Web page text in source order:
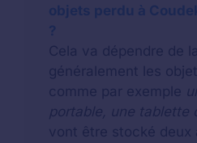
objets perdu à
?
Cela va dépendre de
généralement les
comme par exemple
portable, une tablette
vont être stocké deux